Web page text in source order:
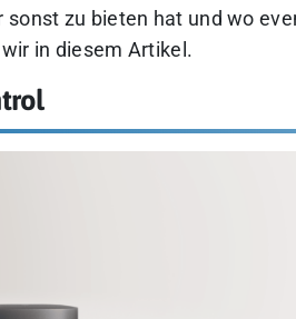
zu bieten hat und wo
in diesem Artikel.